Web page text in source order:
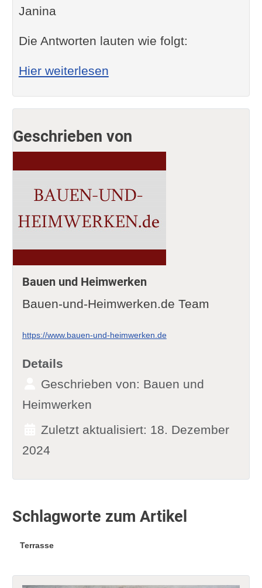
Janina
Die Antworten lauten wie folgt:
Hier weiterlesen: Entfernung einer
Geschrieben von
Bauen und Heimwerken
Bauen-und-Heimwerken.de Team
https://www.bauen-und-heimwerken.de
Details
Geschrieben von: Bauen und
Heimwerken
Zuletzt aktualisiert: 18. Dezember
2024
Schlagworte zum Artikel
Terrasse